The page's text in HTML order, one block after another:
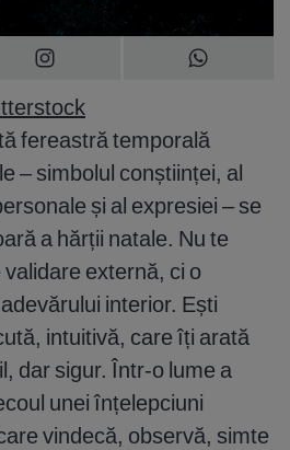
fereastră temporală
– simbolul conștiinței, al
și al expresiei – se
a hărții natale. Nu te
externă, ci o
interior. Ești
intuitivă, care îți arată
dar sigur. Într-o lume a
unei înțelepciuni
vindecă, observă, simte